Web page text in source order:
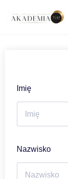
Imię
Nazwisko